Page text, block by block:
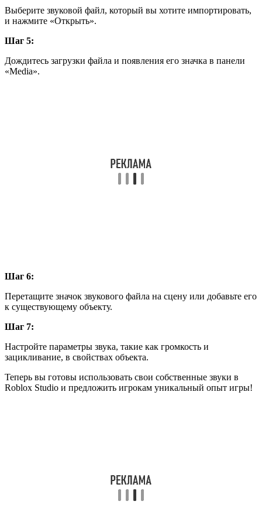
Выберите звуковой файл, который вы хотите импортировать,
и нажмите «Открыть».
Шаг 5:
Дождитесь загрузки файла и появления его значка в панели
«Media».
Шаг 6:
Перетащите значок звукового файла на сцену или добавьте его
к существующему объекту.
Шаг 7:
Настройте параметры звука, такие как громкость и
зацикливание, в свойствах объекта.
Теперь вы готовы использовать свои собственные звуки в
Roblox Studio и предложить игрокам уникальный опыт игры!